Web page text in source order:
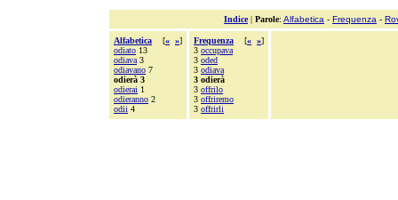
Indice| Parole: Alfabetica - Frequenza -
Alfabetica [« »]
odiato 13
odiava 3
odiavano 7
odierà 3
odierai 1
odieranno 2
odii 4
Frequenza [« »]
3 occupava
3 oded
3 odiava
3 odierà
3 offrilo
3 offriremo
3 offrirli